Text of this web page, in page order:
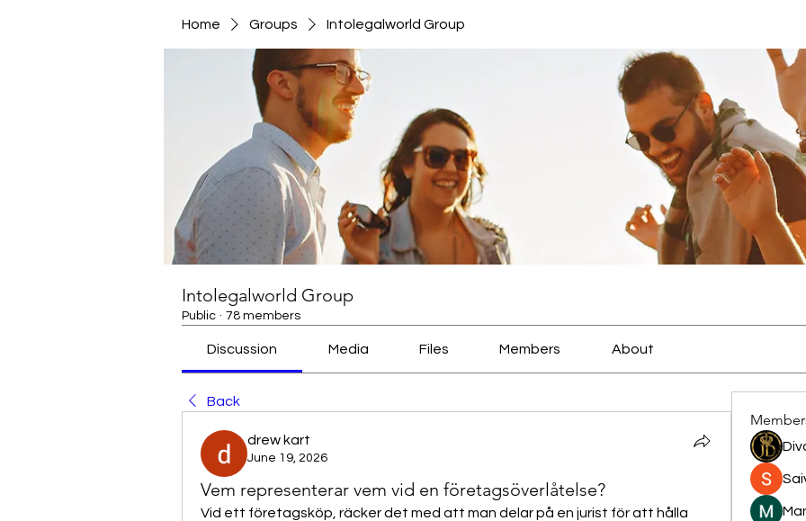
Home Groups Intolegalworld Group
Intolegalworld Group
Public · 78 members
Discussion Media Files Members About
Back
drew kart
June 19, 2026
Vem representerar vem vid en företagsöverlåtelse?
Vid ett företagsköp, räcker det med att man delar på en jurist för att hålla